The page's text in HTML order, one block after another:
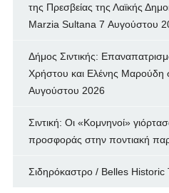
της Πρεσβείας της Λαϊκής
Marzia Sultana 7 Αυγούστου
Δήμος Σιντικής:
Χρήστου και Ελένης Μαρούδη
Αυγούστου 2026
Σιντική: Οι «Κομνηνοί»
προσφοράς στην ποντιακή
Σιδηρόκαστρο / Belles Historic